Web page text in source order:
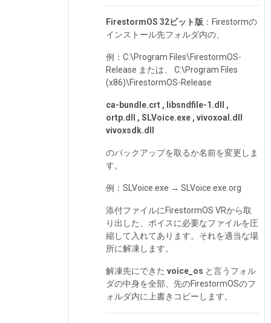
FirestormOS 32ビット版 ：Firestormの
インストール先フォルダ内の、
例：C:\Program Files\FirestormOS-
Release または、 C:\Program Files
(x86)\FirestormOS-Release
ca-bundle.crt , libsndfile-1.dll ,
ortp.dll , SLVoice.exe , vivoxoal.dll
vivoxsdk.dll
のバックアップを取るか名前を変更しま
す。
例：SLVoice.exe → SLVoice.exe.org
添付ファイルにFirestormOS VRから取
り出した、ボイスに必要なファイルを圧
縮して入れてあります。それを適当な場
所に解凍します。
解凍先にできた voice_os と言うフォル
ダの中身を全部、先のFirestormOSのフ
ォルダ内に上書きコピーします。